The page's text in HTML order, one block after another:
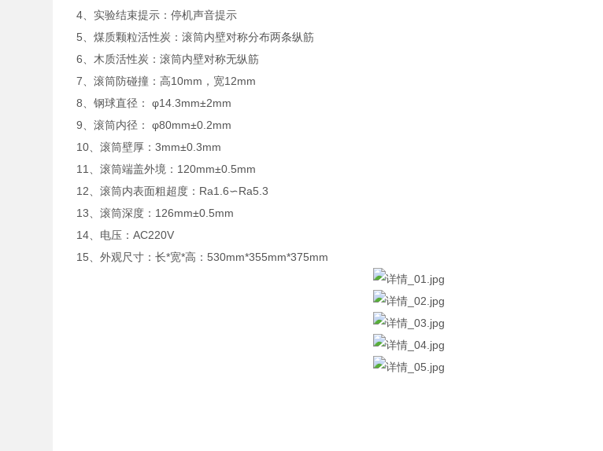
4、实验结束提示：停机声音提示
5、煤质颗粒活性炭：滚筒内壁对称分布两条纵筋
6、木质活性炭：滚筒内壁对称无纵筋
7、滚筒防碰撞：高10mm，宽12mm
8、钢球直径： φ14.3mm±2mm
9、滚筒内径： φ80mm±0.2mm
10、滚筒壁厚：3mm±0.3mm
11、滚筒端盖外境：120mm±0.5mm
12、滚筒内表面粗超度：Ra1.6∽Ra5.3
13、滚筒深度：126mm±0.5mm
14、电压：AC220V
15、外观尺寸：长*宽*高：530mm*355mm*375mm